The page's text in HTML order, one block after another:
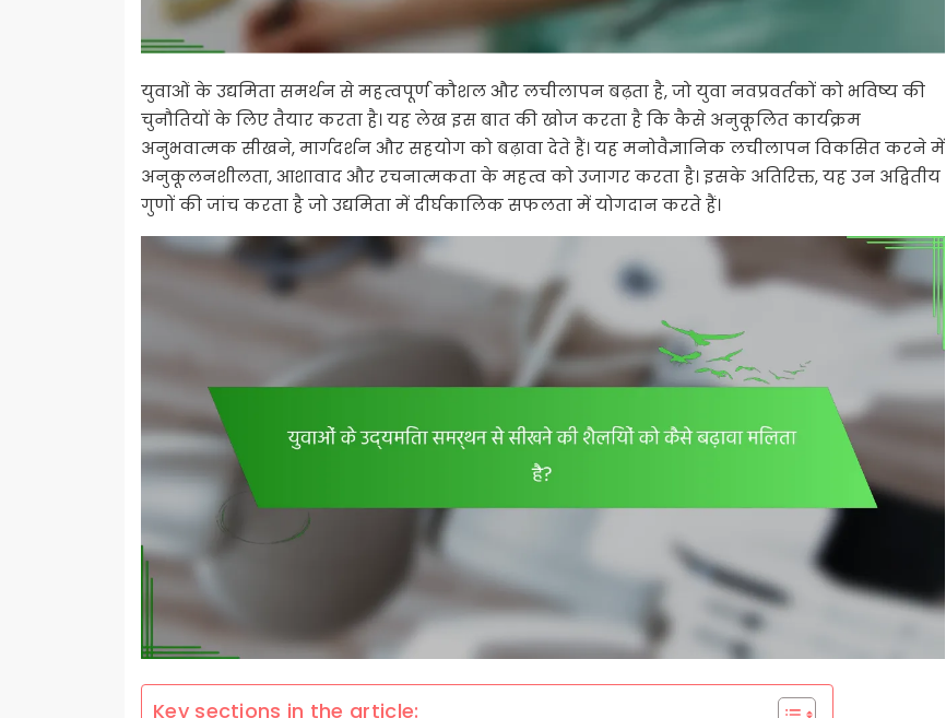
युवाओं के उद्यमिता समर्थन से महत्वपूर्ण कौशल और लचीलापन बढ़ता है, जो युवा नवप्रवर्तकों को भविष्य की
चुनौतियों के लिए तैयार करता है। यह लेख इस बात की खोज करता है कि कैसे अनुकूलित कार्यक्रम
अनुभवात्मक सीखने, मार्गदर्शन और सहयोग को बढ़ावा देते हैं। यह मनोवैज्ञानिक लचीलापन विकसित करने में
अनुकूलनशीलता, आशावाद और रचनात्मकता के महत्व को उजागर करता है। इसके अतिरिक्त, यह उन अद्वितीय
गुणों की जांच करता है जो उद्यमिता में दीर्घकालिक सफलता में योगदान करते हैं।
Key sections in the article: